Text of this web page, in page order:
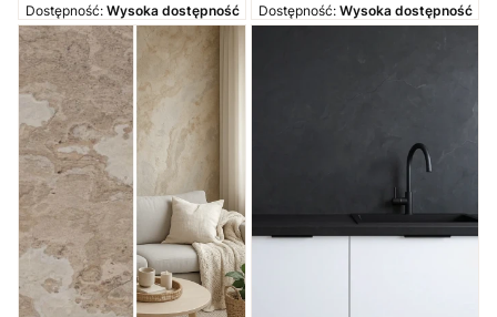
Dostępność: Wysoka dostępność Dostępność: Wysoka dostępność